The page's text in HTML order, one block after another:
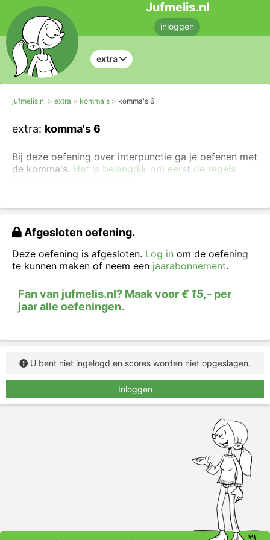
Jufmelis.nl
inloggen
extra
jufmelis.nl extra komma's komma's 6
extra: komma's 6
Bij deze oefening over interpunctie ga je oefenen met
de komma's. Het is belangrijk om eerst de regels
van een opsomming.
Sleep de komma’s naar de juiste plek. Als je een
fout hebt gemaakt, klik je op de komma en probeer
je het gewoon nog een keer.
Afgesloten oefening.
Deze oefening is afgesloten. Log in om de oefening
te kunnen maken of neem een jaarabonnement.
Fan van jufmelis.nl? Maak voor€ 15,- per
jaar alle oefeningen.
U bent niet ingelogd en scores worden niet opgeslagen.
Inloggen